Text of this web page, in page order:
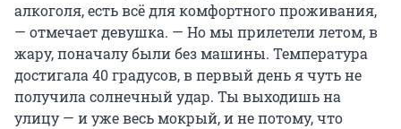
алкоголя, есть всё для комфортного проживания,
— отмечает девушка. — Но мы прилетели летом, в
жару, поначалу были без машины. Температура
достигала 40 градусов, в первый день я чуть не
получила солнечный удар. Ты выходишь на
улицу — и уже весь мокрый, и не потому, что